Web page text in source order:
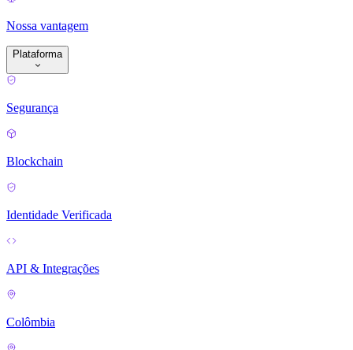
Nossa vantagem
Plataforma
Segurança
Blockchain
Identidade Verificada
API & Integrações
Colômbia